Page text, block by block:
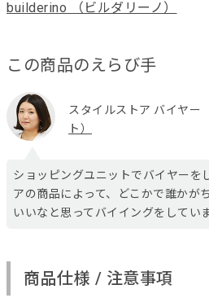
builderino （ビルダリーノ）
この商品のえらび手
スタイルストア バイヤー
ト）
ショッピングユニットでバイヤーを
アの商品によって、どこかで誰かが
いいなと思ってバイイングをしていま
商品仕様 / 注意事項